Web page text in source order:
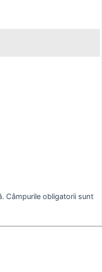
Câmpurile obligatorii sunt